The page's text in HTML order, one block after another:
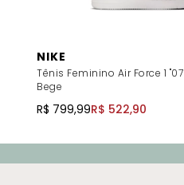
NIKE
Tênis Feminino Air Force 1
Bege
R$ 799,99R$ 522,90